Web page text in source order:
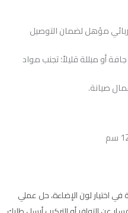
مؤهل لضمان التوصيل
مبللة قليلاً؛ تجنب مواد
صيانة.
اختيار لون الإضاءة، حل عملي